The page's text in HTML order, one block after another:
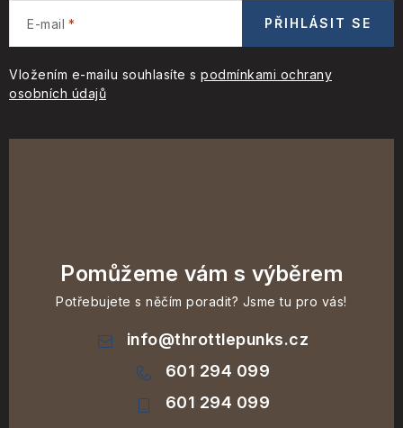
E-mail
Vložením e-mailu souhlasíte s podmínkami ochrany
osobních údajů
PŘIHLÁSIT SE
Pomůžeme vám s výběrem
Potřebujete s něčím poradit? Jsme tu pro vás!
info@throttlepunks.cz
601 294 099
601 294 099